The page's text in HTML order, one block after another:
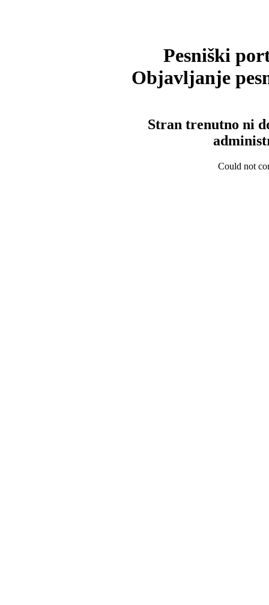
Pesniški
Objavljanje
Stran trenutno ni
Could not